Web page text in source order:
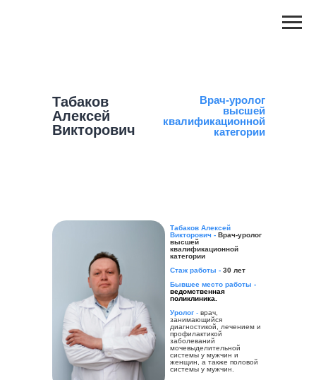
Табаков
Алексей
Викторович
Врач-уролог
высшей
квалификационной
категории
Табаков Алексей
Викторович - Врач-уролог
высшей
квалификационной
категории
Стаж работы - 30 лет
Бывшее место работы -
ведомственная
поликлиника.
Уролог - врач,
занимающийся
диагностикой, лечением и
профилактикой
заболеваний
мочевыделительной
системы у мужчин и
женщин, а также половой
системы у мужчин.